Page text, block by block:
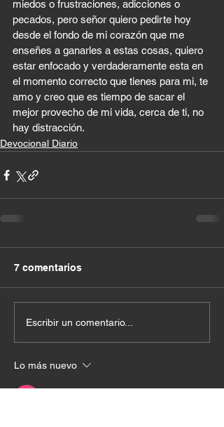
miedos o frustraciones, adicciones o
pecados, pero señor quiero pedirte hoy
desde el fondo de mi corazón que me
enseñes a ganarles a estas cosas, quiero
estar enfocado y verdaderamente esta en
el momento correcto que tienes para mi, te
amo y creo que es tiempo de sacar el
mejor provecho de mi vida, cerca de ti, no
hay distracción.
Devocional Diario
7 comentarios
Escribir un comentario...
Lo más nuevo